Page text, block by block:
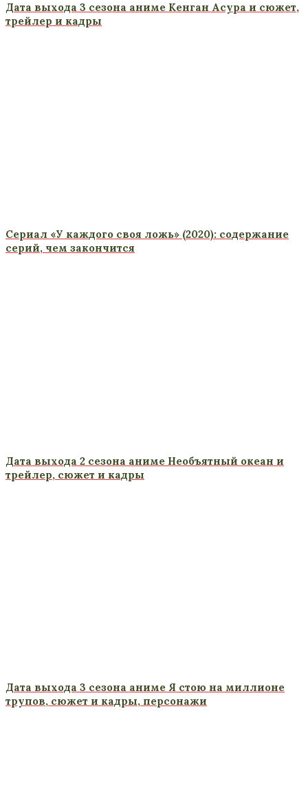
Дата выхода 3 сезона аниме Кенган Асура и сюжет,
трейлер и кадры
Сериал «У каждого своя ложь» (2020): содержание
серий, чем закончится
Дата выхода 2 сезона аниме Необъятный океан и
трейлер, сюжет и кадры
Дата выхода 3 сезона аниме Я стою на миллионе
трупов, сюжет и кадры, персонажи